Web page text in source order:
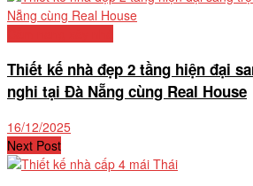
Thiết kế nhà đẹp 2 tầng hiện đại
nghi tại Đà Nẵng cùng Real House
16/12/2025
Next Post